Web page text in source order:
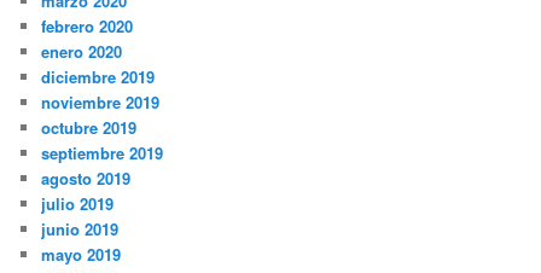
febrero 2020
enero 2020
diciembre 2019
noviembre 2019
octubre 2019
septiembre 2019
agosto 2019
julio 2019
junio 2019
mayo 2019